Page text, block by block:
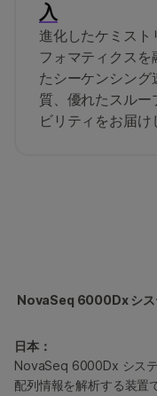
入
進化したケミスト
フォマティクスを
たシーケンシング
質、優れたスルー
ビリティをお届け
NovaSeq 6000Dx シス
日本：
NovaSeq 6000Dx シス
配列情報を解析する装置